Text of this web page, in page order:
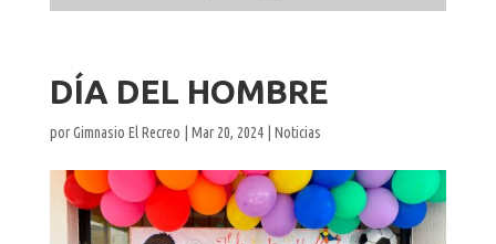
DÍA DEL HOMBRE
porGimnasio El Recreo Mar 20, 2024| Noticias